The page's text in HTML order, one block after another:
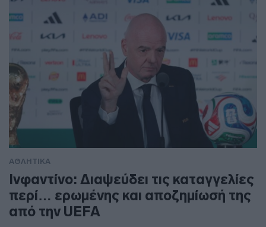
ΑΘΛΗΤΙΚΑ
Ινφαντίνο: Διαψεύδει τις καταγγελίες
περί… ερωμένης και αποζημίωσή της
από την UEFA